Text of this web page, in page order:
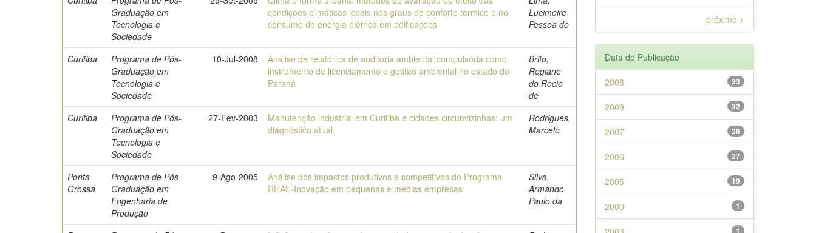
Graduação em
Tecnologia e
Sociedade
condições climáticas locais nos graus de conforto térmico e no
consumo de energia elétrica em edificações
Lucimeire
Pessoa de
Curitiba
Programa de Pós-
Graduação em
Tecnologia e
Sociedade
10-Jul-2008
Análise de relatórios de auditoria ambiental compulsória como
instrumento de licenciamento e gestão ambiental no estado do
Paraná
Brito,
Regiane
do Rocio
de
Curitiba
Programa de Pós-
Graduação em
Tecnologia e
Sociedade
27-Fev-2003
Manutenção industrial em Curitiba e cidades circunvizinhas: um
diagnóstico atual
Rodrigues,
Marcelo
Ponta
Grossa
Programa de Pós-
Graduação em
Engenharia de
Produção
9-Ago-2005
Análise dos impactos produtivos e competitivos do Programa
RHAE-Inovação em pequenas e médias empresas
Silva,
Armando
Paulo da
próximo >
Data de Publicação
33
2008
32
2009
28
2007
27
2006
19
2005
1
2000
1